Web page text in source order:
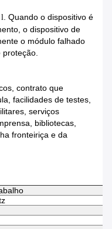
l. Quando o dispositivo é
o dispositivo de
o módulo falhado
proteção.
contrato que
facilidades de testes,
serviços
bibliotecas,
fronteiriça e da